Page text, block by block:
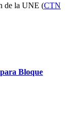
de la UNE (CTN
Bloque